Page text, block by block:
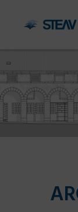
HOME
AZIENDA
PROGETTI